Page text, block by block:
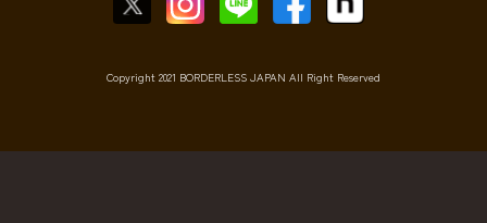
Copyright 2021 BORDERLESS JAPAN All Right Reserved